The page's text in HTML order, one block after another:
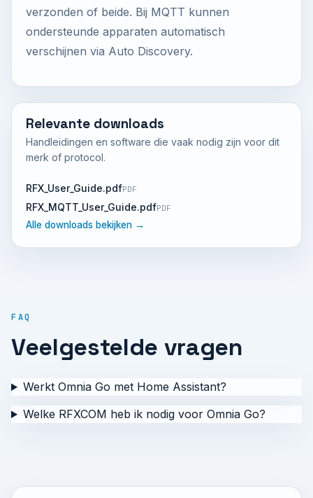
verzonden of beide. Bij MQTT kunnen
ondersteunde apparaten automatisch
verschijnen via Auto Discovery.
Relevante downloads
Handleidingen en software die vaak nodig zijn voor dit
merk of protocol.
RFX_User_Guide.pdfPDF
RFX_MQTT_User_Guide.pdfPDF
Alle downloads bekijken →
FAQ
Veelgestelde vragen
Werkt Omnia Go met Home Assistant?
Welke RFXCOM heb ik nodig voor Omnia Go?